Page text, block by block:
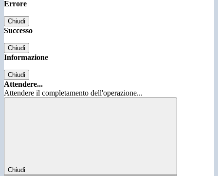
Errore
Chiudi
Successo
Chiudi
Informazione
Chiudi
Attendere...
Attendere il completamento dell'operazione...
Chiudi